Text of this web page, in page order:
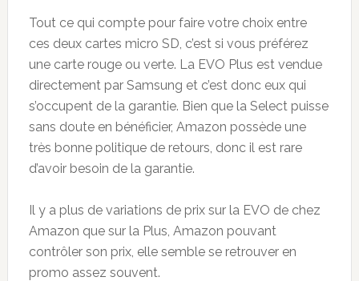
Tout ce qui compte pour faire votre choix entre
ces deux cartes micro SD, c’est si vous préférez
une carte rouge ou verte. La EVO Plus est vendue
directement par Samsung et c’est donc eux qui
s’occupent de la garantie. Bien que la Select puisse
sans doute en bénéficier, Amazon possède une
très bonne politique de retours, donc il est rare
d’avoir besoin de la garantie.
Il y a plus de variations de prix sur la EVO de chez
Amazon que sur la Plus, Amazon pouvant
contrôler son prix, elle semble se retrouver en
promo assez souvent.